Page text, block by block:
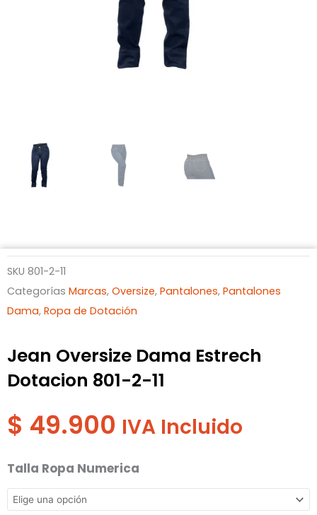
SKU 801-2-11
Categorías Marcas, Oversize, Pantalones, Pantalones
Dama, Ropa de Dotación
Jean Oversize Dama Estrech
Dotacion 801-2-11
$ 49.900 IVA Incluido
Talla Ropa Numerica
Jean
Oversize
Dama